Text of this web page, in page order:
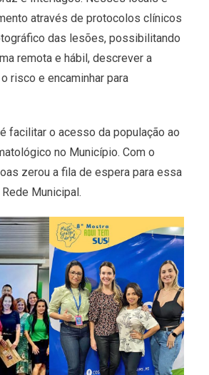
através de protocolos clínicos
das lesões, possibilitando
remota e hábil, descrever a
risco e encaminhar para
facilitar o acesso da população ao
no Município. Com o
zerou a fila de espera para essa
Municipal.